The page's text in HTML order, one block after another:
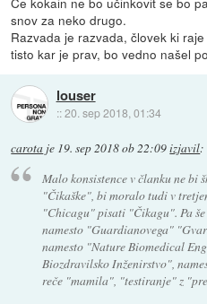
snov za neko drugo.
Razvada je razvada, človek ki
tisto kar je prav, bo vedno našel
louser
::20. sep 2018, 01:34
carota je 19. sep 2018 ob 22:09izjavil:
Malo konsistence v članku ne bi
"Čikaške", bi moralo tudi v
"Chicagu" pisati "Čikagu". Pa
namesto "Guardianovega"
namesto "Nature Biomedical
Biozdravilsko Inženirstvo",
reče "mamila", "testiranje" z